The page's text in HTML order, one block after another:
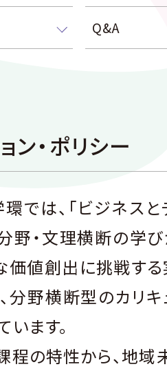
Q&A
ン・ポリシー
では、「ビジネス
野・文理横断の学
価値創出に挑戦す
分野横断型のカリ
ます。
程の特性から、地